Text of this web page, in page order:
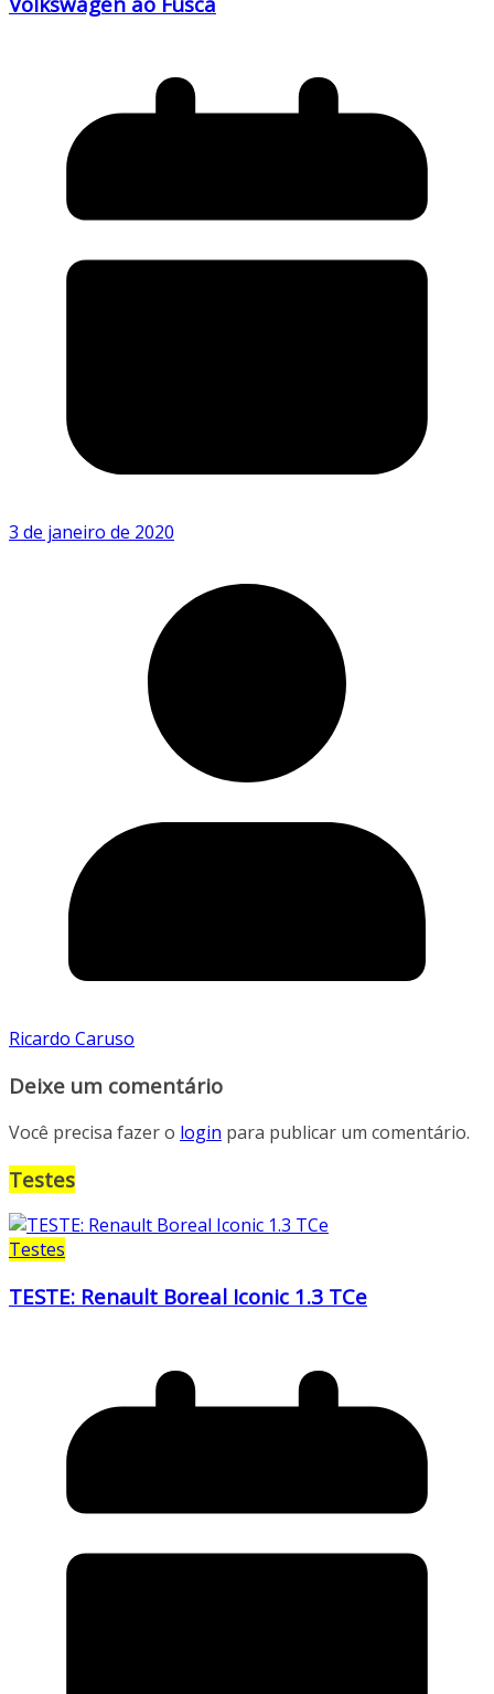
3 de janeiro de 2020
Ricardo Caruso
Deixe um comentário
Você precisa fazer o login para publicar um comentário.
Testes
Testes
TESTE: Renault Boreal Iconic 1.3 TCe